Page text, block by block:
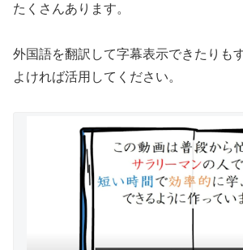
たくさんあります。
外国語を翻訳して字幕表示できたりも
よければ活用してください。